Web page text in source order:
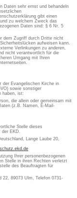
Daten sehr ernst und behandeln
gibt einen
zu welchem Zweck das
Daten sind: § 6 Nr. 5
dem Zugriff durch Dritte nicht
aufweisen kann.
Verlinkungen zu anderen,
nicht verantwortlich für die
Umgang mit Ihren
der Evangelischen Kirche in
sowie sonstiger
haben, ist:
die allein oder gemeinsam mit
(z.B. Namen, E-Mail-
Stelle dieses
der EKD.
Lange Laube 20,
Ihrer personenbezogenen
Stelle in ihren Rechten verletzt
des Beauftragten für
22, 89073 Ulm, Telefon 0731-